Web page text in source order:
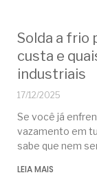
Solda a frio
custa e
industriais
17/12/2025
Se você já
vazamento em
sabe que nem
LEIA MAIS